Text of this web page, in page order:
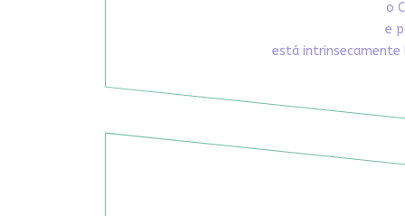
o
e
está intrinsecamente